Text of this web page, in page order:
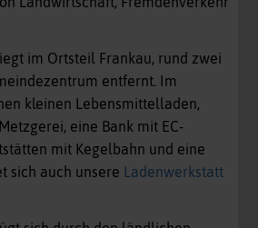
im Ortsteil Frankau, rund zwei
entfernt. Im
kleinen Lebensmittelladen,
eine Bank mit EC-
mit Kegelbahn und eine
sich auch unsere Ladenwerkstatt